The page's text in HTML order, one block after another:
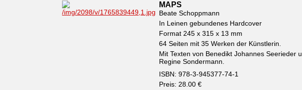
MAPS
Beate Schoppmann
In Leinen gebundenes Hardcover
Format 245 x 315 x 13 mm
64 Seiten mit 35 Werken der Künstlerin.
Mit Texten von Benedikt Johannes Seerieder
Regine Sondermann.
ISBN: 978-3-945377-74-1
Preis: 28.00 €